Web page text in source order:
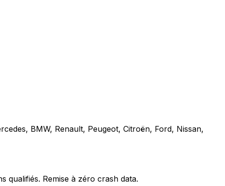
BMW, Renault, Peugeot, Citroën, Ford, Nissan,
qualifiés. Remise à zéro crash data.